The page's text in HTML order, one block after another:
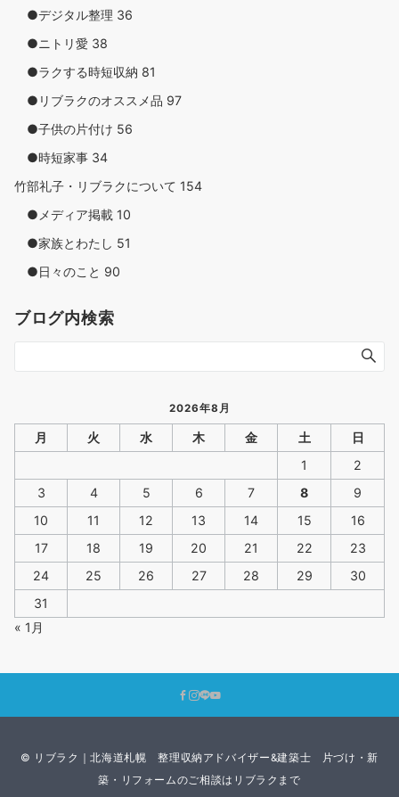
●デジタル整理 36
●ニトリ愛 38
●ラクする時短収納 81
●リブラクのオススメ品 97
●子供の片付け 56
●時短家事 34
竹部礼子・リブラクについて 154
●メディア掲載 10
●家族とわたし 51
●日々のこと 90
ブログ内検索
2026年8月
月 火 水 木 金 土
日
1
2
3
4 5 6 7 8
9
10
11 12 13 14 15
16
17
18 19 20 21 22
23
24
25 26 27 28 29
30
31
« 1月
© リブラク｜北海道札幌 整理収納アドバイザー&建築士 片づけ・新
築・リフォームのご相談はリブラクまで